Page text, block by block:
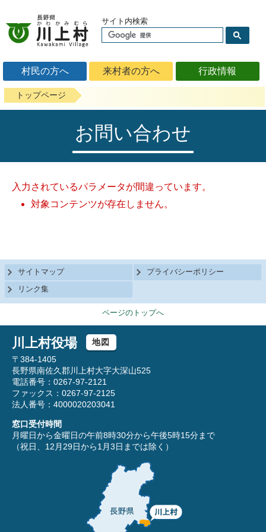
村民の方へ 来村者の方へ 行政情報
サイト内検索
トップページ
お問い合わせ
入力されているパラメータが間違っています。
対象コンテンツが存在しません。
サイトマップ
プライバシーポリシー
リンク集
ページのトップへ
川上村役場
地図
〒384-1405
長野県南佐久郡川上村大字大深山525
電話番号：0267-97-2121
ファックス：0267-97-2125
法人番号：4000020203041
窓口受付時間
月曜日から金曜日の午前8時30分から午後5時15分まで
（祝日、12月29日から1月3日までは除く）